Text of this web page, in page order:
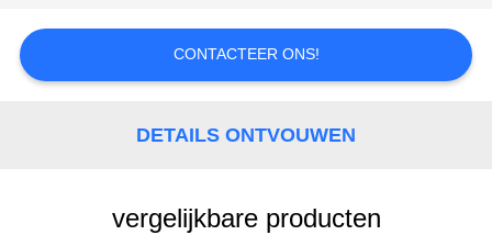
SITEMAP
PRIVACYBELEID
CONTACTEER ONS!
DETAILS ONTVOUWEN
vergelijkbare producten